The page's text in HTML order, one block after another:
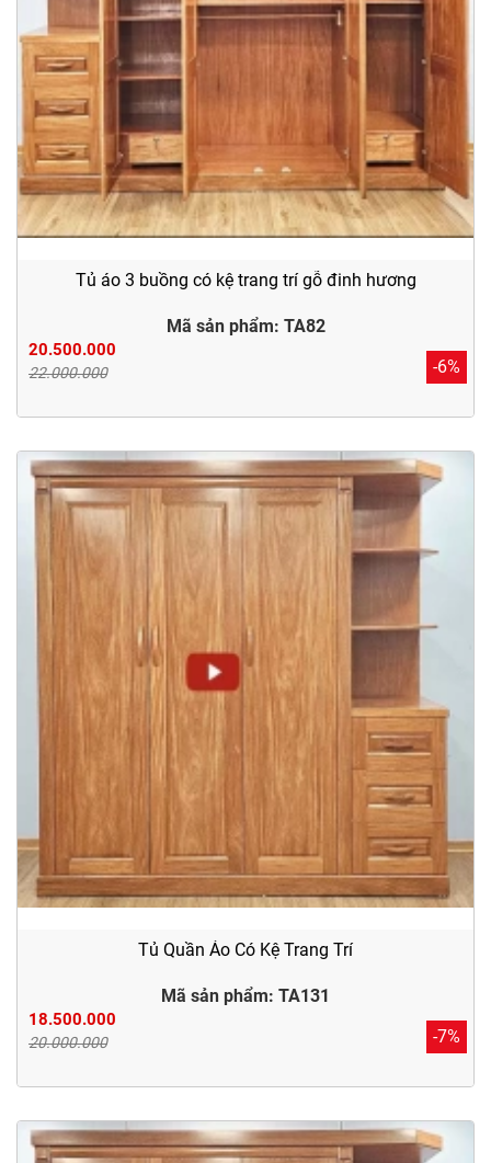
Tủ áo 3 buồng có kệ trang trí gỗ đinh hương
Mã sản phẩm: TA82
20.500.000
22.000.000 -6%
Tủ Quần Áo Có Kệ Trang Trí
Mã sản phẩm: TA131
18.500.000
20.000.000 -7%